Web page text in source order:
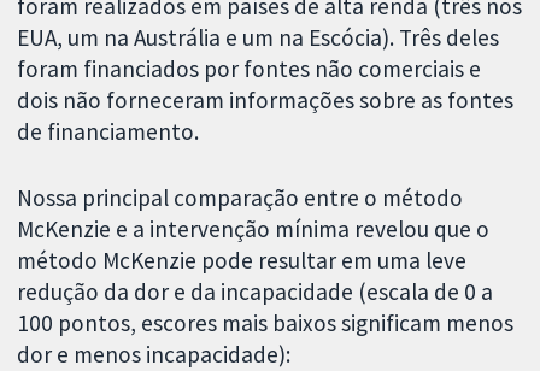
foram realizados em países de alta renda (três nos
EUA, um na Austrália e um na Escócia). Três deles
foram financiados por fontes não comerciais e
dois não forneceram informações sobre as fontes
de financiamento.
Nossa principal comparação entre o método
McKenzie e a intervenção mínima revelou que o
método McKenzie pode resultar em uma leve
redução da dor e da incapacidade (escala de 0 a
100 pontos, escores mais baixos significam menos
dor e menos incapacidade):